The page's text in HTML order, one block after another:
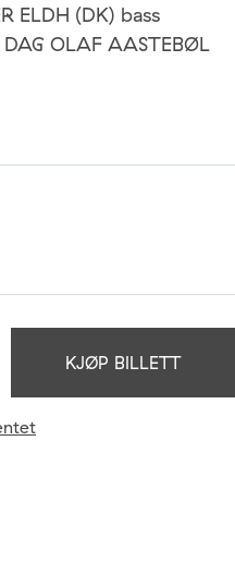
ELDH (DK) bass
OLAF AASTEBØL
KJØP BILLETT